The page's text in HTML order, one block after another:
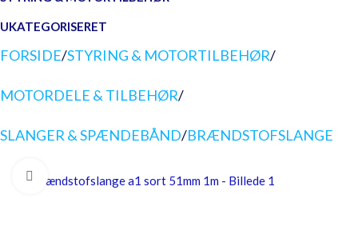
UKATEGORISERET
FORSIDE/STYRING & MOTORTILBEHØR/
MOTORDELE & TILBEHØR/
SLANGER & SPÆNDEBÅND/BRÆNDSTOFSLANGE
Forstør billedet